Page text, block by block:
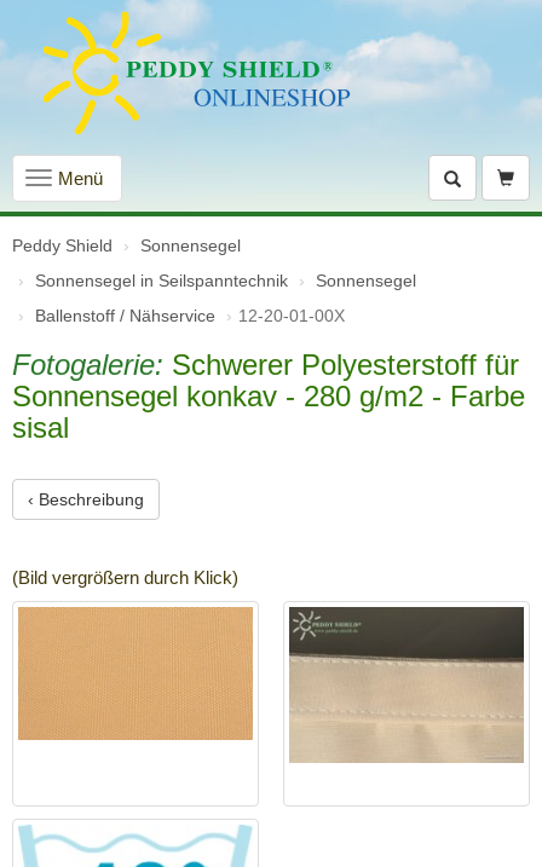
Navigation
einblenden
Menü
Peddy Shield
Sonnensegel
Sonnensegel in Seilspanntechnik
Sonnensegel
Ballenstoff / Nähservice
12-20-01-00X
Fotogalerie: Schwerer Polyesterstoff für
Sonnensegel konkav - 280 g/m2 - Farbe
sisal
‹ Beschreibung
(Bild vergrößern durch Klick)